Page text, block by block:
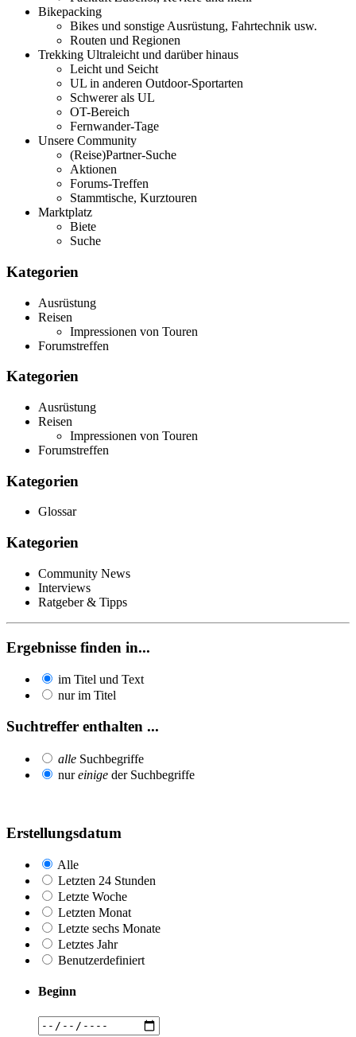
Bikepacking
Bikes und sonstige Ausrüstung, Fahrtechnik usw.
Routen und Regionen
Trekking Ultraleicht und darüber hinaus
Leicht und Seicht
UL in anderen Outdoor-Sportarten
Schwerer als UL
OT-Bereich
Fernwander-Tage
Unsere Community
(Reise)Partner-Suche
Aktionen
Forums-Treffen
Stammtische, Kurztouren
Marktplatz
Biete
Suche
Kategorien
Ausrüstung
Reisen
Impressionen von Touren
Forumstreffen
Kategorien
Ausrüstung
Reisen
Impressionen von Touren
Forumstreffen
Kategorien
Glossar
Kategorien
Community News
Interviews
Ratgeber & Tipps
Ergebnisse finden in...
im Titel und Text
nur im Titel
Suchtreffer enthalten ...
alle Suchbegriffe
nureinige der Suchbegriffe
Erstellungsdatum
Alle
Letzten 24 Stunden
Letzte Woche
Letzten Monat
Letzte sechs Monate
Letztes Jahr
Benutzerdefiniert
Beginn